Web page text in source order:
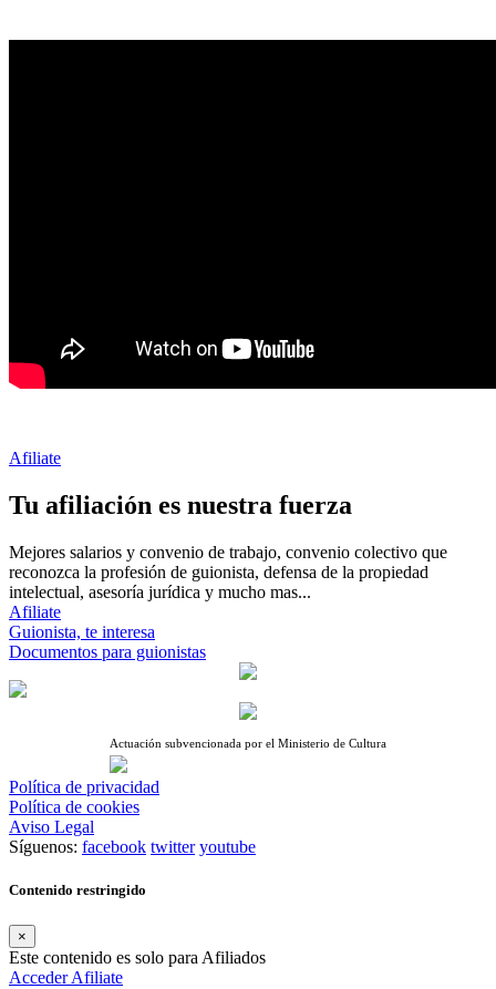
Afiliate
Tu afiliación es nuestra fuerza
Mejores salarios y convenio de trabajo, convenio colectivo que
reconozca la profesión de guionista, defensa de la propiedad
intelectual, asesoría jurídica y mucho mas...
Afiliate
Guionista, te interesa
Documentos para guionistas
Actuación subvencionada por el Ministerio de Cultura
Política de privacidad
Política de cookies
Aviso Legal
Síguenos: facebook twitter youtube
Contenido restringido
×
Este contenido es solo para Afiliados
AccederAfiliate